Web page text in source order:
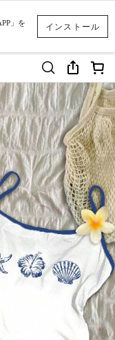
インストール
」を